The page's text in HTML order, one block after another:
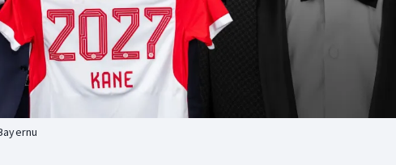
Plavání
Plážový volejbal